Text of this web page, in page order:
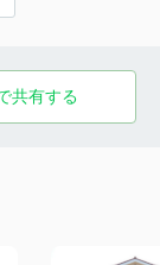
共有する